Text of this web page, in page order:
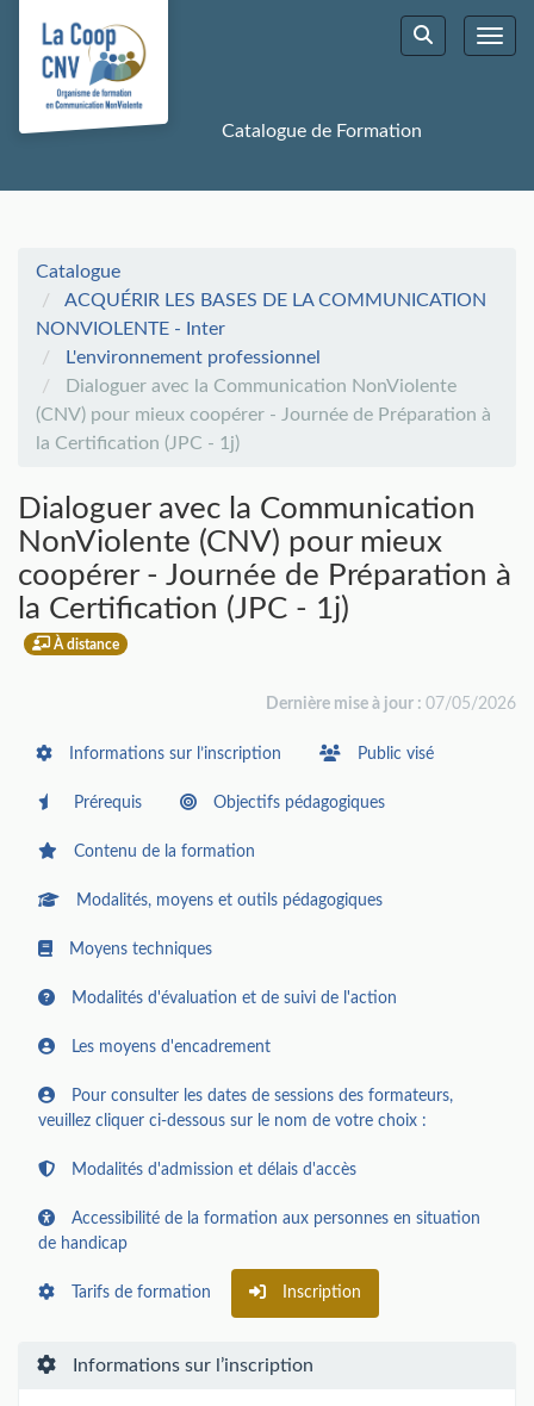
Aller au menu principal
Aller au contenu principal
Personnaliser l'interface
Rechercher
Catalogue de Formation
Catalogue
ACQUÉRIR LES BASES DE LA COMMUNICATION
NONVIOLENTE - Inter
L'environnement professionnel
Dialoguer avec la Communication NonViolente
(CNV) pour mieux coopérer - Journée de Préparation à
la Certification (JPC - 1j)
Dialoguer avec la Communication
NonViolente (CNV) pour mieux
coopérer - Journée de Préparation à
la Certification (JPC - 1j)
À distance
Dernière mise à jour : 07/05/2026
Informations sur l’inscription Public visé
Prérequis Objectifs pédagogiques
Contenu de la formation
Modalités, moyens et outils pédagogiques
Moyens techniques
Modalités d'évaluation et de suivi de l'action
Les moyens d'encadrement
Pour consulter les dates de sessions des formateurs,
veuillez cliquer ci-dessous sur le nom de votre choix :
Modalités d'admission et délais d'accès
Accessibilité de la formation aux personnes en situation
de handicap
Tarifs de formation Inscription
Informations sur l’inscription